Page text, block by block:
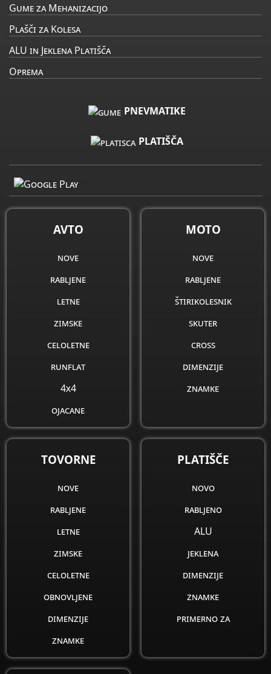
Gume za Mehanizacijo
Plašči za Kolesa
ALU in Jeklena Platišča
Oprema
PNEVMATIKE
PLATIŠČA
AVTO
nove
rabljene
letne
zimske
celoletne
runflat
4x4
ojacane
obnovljene
dimenzije
MOTO
nove
rabljene
štirikolesnik
skuter
cross
dimenzije
znamke
TOVORNE
nove
rabljene
letne
zimske
celoletne
obnovljene
dimenzije
znamke
PLATIŠČE
novo
rabljeno
ALU
jeklena
dimenzije
znamke
primerno za